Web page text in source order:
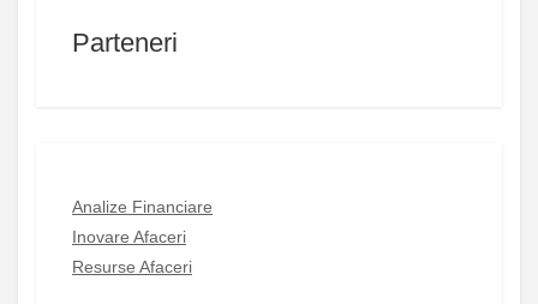
Parteneri
Analize Financiare
Inovare Afaceri
Resurse Afaceri